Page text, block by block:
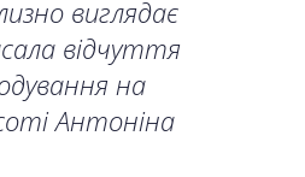
виглядає
відчуття
на
Антоніна